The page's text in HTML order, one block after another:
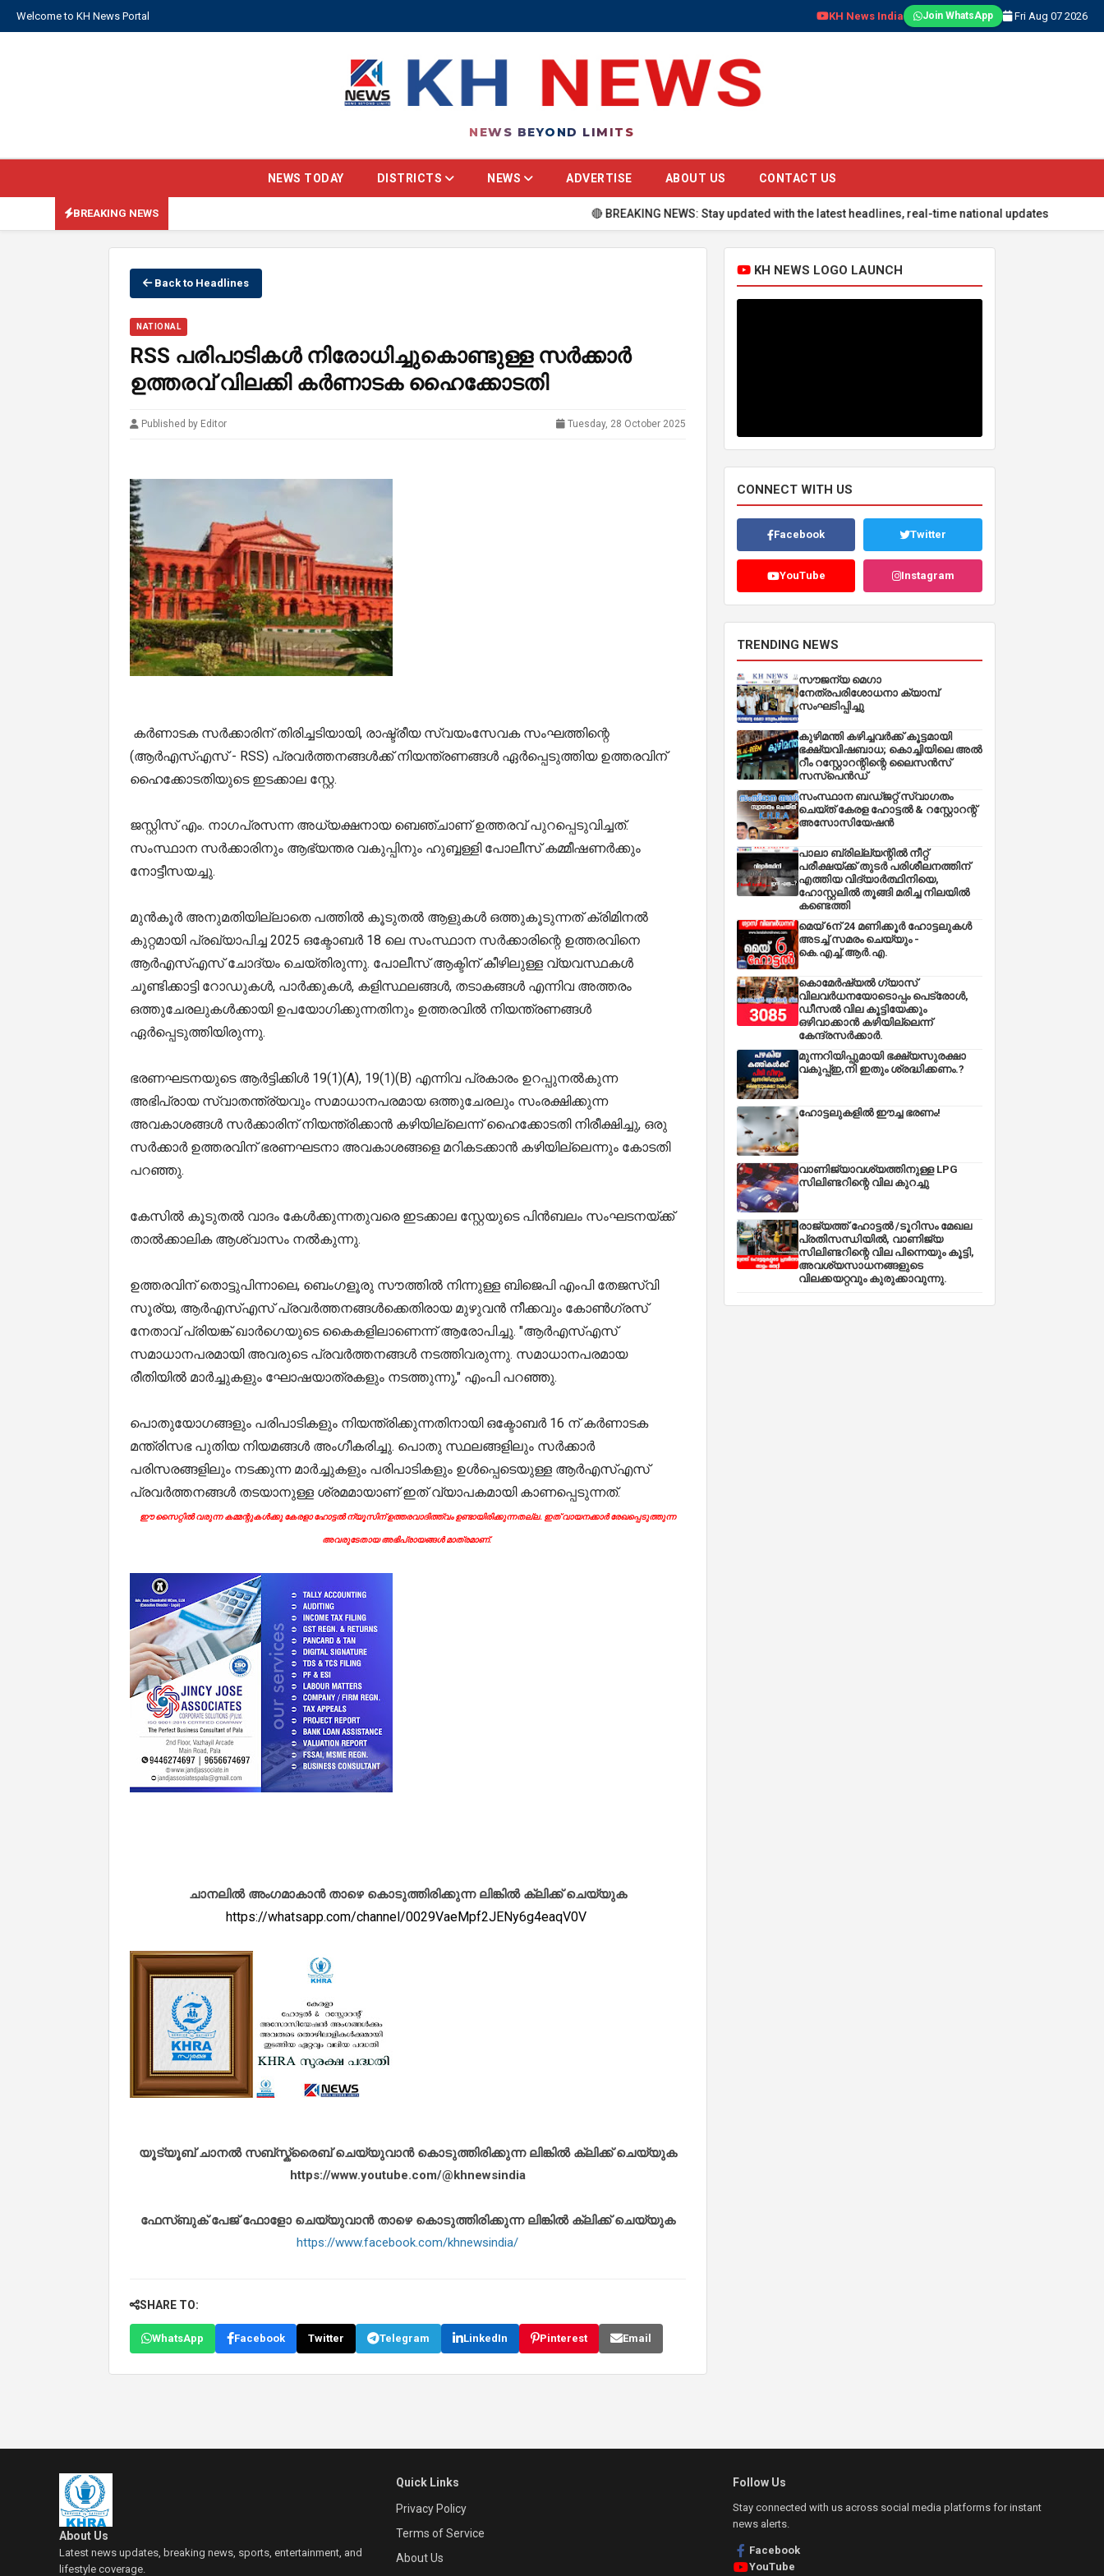
Welcome to KH News Portal KH News India Join WhatsApp Fri Aug 07 2026
NEWS BEYOND LIMITS
NEWS TODAY DISTRICTS NEWS ADVERTISE ABOUT US CONTACT US
BREAKING NEWS 🔴 BREAKING NEWS: Stay updated with the latest headlines, real-time national updates, global events,
Back to Headlines
NATIONAL
RSS പരിപാടികൾ നിരോധിച്ചുകൊണ്ടുള്ള സർക്കാർ
ഉത്തരവ് വിലക്കി കർണാടക ഹൈക്കോടതി
Published by Editor Tuesday, 28 October 2025
കർണാടക സർക്കാരിന് തിരിച്ചടിയായി, രാഷ്ട്രീയ സ്വയംസേവക സംഘത്തിന്റെ
(ആർ‌എസ്‌എസ് - RSS) പ്രവർത്തനങ്ങൾക്ക് നിയന്ത്രണങ്ങൾ ഏർപ്പെടുത്തിയ ഉത്തരവിന്
ഹൈക്കോടതിയുടെ ഇടക്കാല സ്റ്റേ.
ജസ്റ്റിസ് എം. നാഗപ്രസന്ന അധ്യക്ഷനായ ബെഞ്ചാണ് ഉത്തരവ് പുറപ്പെടുവിച്ചത്.
സംസ്ഥാന സർക്കാരിനും ആഭ്യന്തര വകുപ്പിനും ഹുബ്ബള്ളി പോലീസ് കമ്മീഷണർക്കും
നോട്ടീസയച്ചു.
മുൻകൂർ അനുമതിയില്ലാതെ പത്തിൽ കൂടുതൽ ആളുകൾ ഒത്തുകൂടുന്നത് ക്രിമിനൽ
കുറ്റമായി പ്രഖ്യാപിച്ച 2025 ഒക്ടോബർ 18 ലെ സംസ്ഥാന സർക്കാരിന്റെ ഉത്തരവിനെ
ആർ‌എസ്‌എസ് ചോദ്യം ചെയ്തിരുന്നു. പോലീസ് ആക്ടിന് കീഴിലുള്ള വ്യവസ്ഥകൾ
ചൂണ്ടിക്കാട്ടി റോഡുകൾ, പാർക്കുകൾ, കളിസ്ഥലങ്ങൾ, തടാകങ്ങൾ എന്നിവ അത്തരം
ഒത്തുചേരലുകൾക്കായി ഉപയോഗിക്കുന്നതിനും ഉത്തരവിൽ നിയന്ത്രണങ്ങൾ
ഏർപ്പെടുത്തിയിരുന്നു.
ഭരണഘടനയുടെ ആർട്ടിക്കിൾ 19(1)(A), 19(1)(B) എന്നിവ പ്രകാരം ഉറപ്പുനൽകുന്ന
അഭിപ്രായ സ്വാതന്ത്ര്യവും സമാധാനപരമായ ഒത്തുചേരലും സംരക്ഷിക്കുന്ന
അവകാശങ്ങൾ സർക്കാരിന് നിയന്ത്രിക്കാൻ കഴിയില്ലെന്ന് ഹൈക്കോടതി നിരീക്ഷിച്ചു, ഒരു
സർക്കാർ ഉത്തരവിന് ഭരണഘടനാ അവകാശങ്ങളെ മറികടക്കാൻ കഴിയില്ലെന്നും കോടതി
പറഞ്ഞു.
കേസിൽ കൂടുതൽ വാദം കേൾക്കുന്നതുവരെ ഇടക്കാല സ്റ്റേയുടെ പിൻബലം സംഘടനയ്ക്ക്
താൽക്കാലിക ആശ്വാസം നൽകുന്നു.
ഉത്തരവിന് തൊട്ടുപിന്നാലെ, ബെംഗളൂരു സൗത്തിൽ നിന്നുള്ള ബിജെപി എംപി തേജസ്വി
സൂര്യ, ആർഎസ്എസ് പ്രവർത്തനങ്ങൾക്കെതിരായ മുഴുവൻ നീക്കവും കോൺഗ്രസ്
നേതാവ് പ്രിയങ്ക് ഖാർഗെയുടെ കൈകളിലാണെന്ന് ആരോപിച്ചു. "ആർഎസ്എസ്
സമാധാനപരമായി അവരുടെ പ്രവർത്തനങ്ങൾ നടത്തിവരുന്നു. സമാധാനപരമായ
രീതിയിൽ മാർച്ചുകളും ഘോഷയാത്രകളും നടത്തുന്നു," എംപി പറഞ്ഞു.
പൊതുയോഗങ്ങളും പരിപാടികളും നിയന്ത്രിക്കുന്നതിനായി ഒക്ടോബർ 16 ന് കർണാടക
മന്ത്രിസഭ പുതിയ നിയമങ്ങൾ അംഗീകരിച്ചു. പൊതു സ്ഥലങ്ങളിലും സർക്കാർ
പരിസരങ്ങളിലും നടക്കുന്ന മാർച്ചുകളും പരിപാടികളും ഉൾപ്പെടെയുള്ള ആർ‌എസ്‌എസ്
പ്രവർത്തനങ്ങൾ തടയാനുള്ള ശ്രമമായാണ് ഇത് വ്യാപകമായി കാണപ്പെടുന്നത്.
ഈ സൈറ്റിൽ വരുന്ന കമ്മന്റുകൾക്കു കേരളാ ഹോട്ടൽ ന്യൂസിന് ഉത്തരവാദിത്ത്വം ഉണ്ടായിരിക്കുന്നതല്ല. ഇത് വായനക്കാർ രേഖപ്പെടുത്തുന്ന
അവരുടേതായ അഭിപ്രായങ്ങൾ മാത്രമാണ്.
ചാനലിൽ അംഗമാകാൻ താഴെ കൊടുത്തിരിക്കുന്ന ലിങ്കിൽ ക്ലിക്ക് ചെയ്യുക
https://whatsapp.com/channel/0029VaeMpf2JENy6g4eaqV0V
യൂട്യൂബ് ചാനൽ സബ്സ്ക്രൈബ് ചെയ്യുവാൻ കൊടുത്തിരിക്കുന്ന ലിങ്കിൽ ക്ലിക്ക് ചെയ്യുക
https://www.youtube.com/@khnewsindia
ഫേസ്ബുക് പേജ് ഫോളോ ചെയ്യുവാൻ താഴെ കൊടുത്തിരിക്കുന്ന ലിങ്കിൽ ക്ലിക്ക് ചെയ്യുക
https://www.facebook.com/khnewsindia/
SHARE TO:
WhatsApp Facebook Twitter Telegram LinkedIn Pinterest Email
KH NEWS LOGO LAUNCH
CONNECT WITH US
Facebook Twitter
YouTube Instagram
TRENDING NEWS
സൗജന്യ മെഗാ
നേത്രപരിശോധനാ ക്യാമ്പ്
സംഘടിപ്പിച്ചു
കുഴിമന്തി കഴിച്ചവർക്ക് കൂട്ടമായി
ഭക്ഷ്യവിഷബാധ; കൊച്ചിയിലെ അൽ
റീം റസ്റ്റോറന്റിന്റെ ലൈസൻസ്
സസ്പെൻഡ്
സംസ്ഥാന ബഡ്‌ജറ്റ് സ്വാഗതം
ചെയ്ത് കേരള ഹോട്ടൽ & റസ്റ്റോറന്റ്
അസോസിയേഷൻ
പാലാ ബ്രില്ല്യന്റിൽ നീറ്റ്
പരീക്ഷയ്ക്ക് തുടർ പരിശീലനത്തിന്
എത്തിയ വിദ്യാർത്ഥിനിയെ,
ഹോസ്റ്റലിൽ തൂങ്ങി മരിച്ച നിലയിൽ
കണ്ടെത്തി
മെയ് 6ന് 24 മണിക്കൂർ ഹോട്ടലുകൾ
അടച്ച് സമരം ചെയ്യും -
കെ.എച്ച്.ആർ.എ.
കൊമേർഷ്യൽ ഗ്യാസ്
വിലവർധനയോടൊപ്പം പെട്രോൾ,
ഡീസല്‍ വില കൂട്ടിയേക്കും
ഒഴിവാക്കാന്‍ കഴിയില്ലെന്ന്
കേന്ദ്രസര്‍ക്കാര്‍.
മുന്നറിയിപ്പുമായി ഭക്ഷ്യസുരക്ഷാ
വകുപ്പ്ഇ,നി ഇതും ശ്രദ്ധിക്കണം.?
ഹോട്ടലുകളിൽ ഈച്ച ഭരണം!
വാണിജ്യാവശ്യത്തിനുള്ള LPG
സിലിണ്ടറിന്റെ വില കുറച്ചു
രാജ്യത്ത് ഹോട്ടൽ /ടൂറിസം മേഖല
പ്രതിസന്ധിയിൽ, വാണിജ്യ
സിലിണ്ടറിന്റെ വില പിന്നെയും കൂട്ടി,
അവശ്യസാധനങ്ങളുടെ
വിലക്കയറ്റവും കുരുക്കാവുന്നു.
About Us
Latest news updates, breaking news, sports, entertainment, and
lifestyle coverage.
Quick Links
Privacy Policy
Terms of Service
About Us
Follow Us
Stay connected with us across social media platforms for instant
news alerts.
Facebook
YouTube